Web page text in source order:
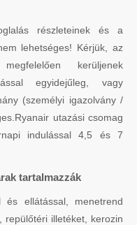
részleteinek és a
lehetséges! Kérjük, az
kerüljenek
egyidejűleg, vagy
(személyi igazolvány /
utazási csomag
indulással 4,5 és 7
tartalmazzák
és ellátással, menetrend
repülőtéri illetéket, kerozin